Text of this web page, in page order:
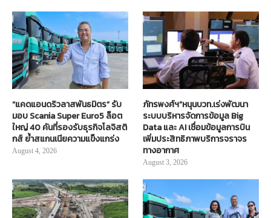
“แคดแอนดริวลาสพันธมิตร” รับ
มอบ Scania Super Euro5 ล็อต
ใหญ่ 40 คันที่รองรับธุรกิจโลจิสติ
กส์ ย้ำสแกนเนียความแข็งแกร่ง
August 4, 2026
ภัทรพงศ์ฯ”หนุนบวท.เร่งพัฒนา
ระบบบริหารจัดการข้อมูล Big
Data และ AI เชื่อมข้อมูลการบิน
เพิ่มประสิทธิภาพบริการจราจร
ทางอากาศ
August 3, 2026